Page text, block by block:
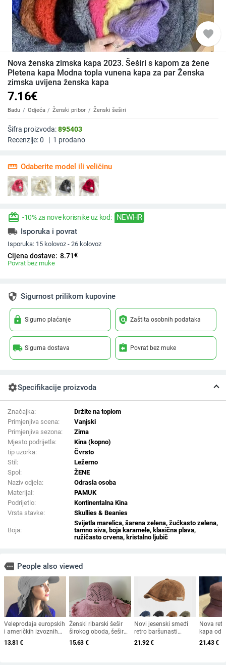
favorite
Nova ženska zimska kapa 2023. Šeširi s kapom za žene
Pletena kapa Modna topla vunena kapa za par Ženska
zimska uvijena ženska kapa
7.16€
Badu Odjeća Ženski pribor Ženski šeširi
Šifra proizvoda:895403
Recenzije:0 | 1 prodano
straighten Odaberite model ili veličinu
redeem -10% za nove korisnike uz kod: NEWHR
local_shipping Isporuka i povrat
Isporuka: 15 kolovoz - 26 kolovoz
Cijena dostave: 8.71€
Povrat bez muke
security Sigurnost prilikom kupovine
lock Sigurno plaćanje policy Zaštita osobnih podataka
local_shipping Sigurna dostava assignment_return Povrat bez muke
settingsSpecifikacije proizvoda
Značajka:
Držite na toplom
Primjenjiva scena:
Vanjski
Primjenjiva sezona:
Zima
Mjesto podrijetla:
Kina (kopno)
tip uzorka:
Čvrsto
Stil:
Ležerno
Spol:
ŽENE
Naziv odjela:
Odrasla osoba
Materijal:
PAMUK
Podrijetlo:
Kontinentalna Kina
Vrsta stavke:
Skullies & Beanies
Boja:
Svijetla marelica, šarena zelena, žućkasto zelena,
tamno siva, boja karamele, klasična plava,
ružičasto crvena, kristalno ljubič
more People also viewed
Veleprodaja europskih
i američkih izvoznih
ljetnih bejzbolskih
kapa s vezicom na
13.81 €
Ženski ribarski šešir
širokog oboda, šešir
za sunce, pleteni šešir
za sunce, šešir za
15.63 €
Novi jesenski smeđi
retro baršunasti
osmerokutni šešir za
muškarce i žene,
21.92€
Nova
kapa od
krzna za
2025. za
21.43€